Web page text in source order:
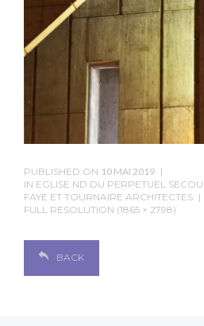
PUBLISHED ON 10 MAI 2019
IN EGLISE ND DU PERPETUEL
FAYE ET TOURNAIRE ARCHITECTES
FULL RESOLUTION (1865 × 2798)
BACK